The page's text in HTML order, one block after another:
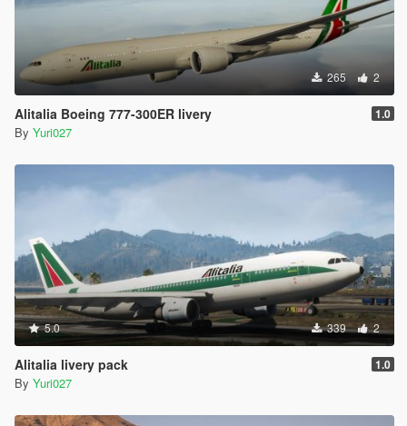
265 2
Alitalia Boeing 777-300ER livery 1.0
By Yuri027
5.0 339 2
Alitalia livery pack 1.0
By Yuri027